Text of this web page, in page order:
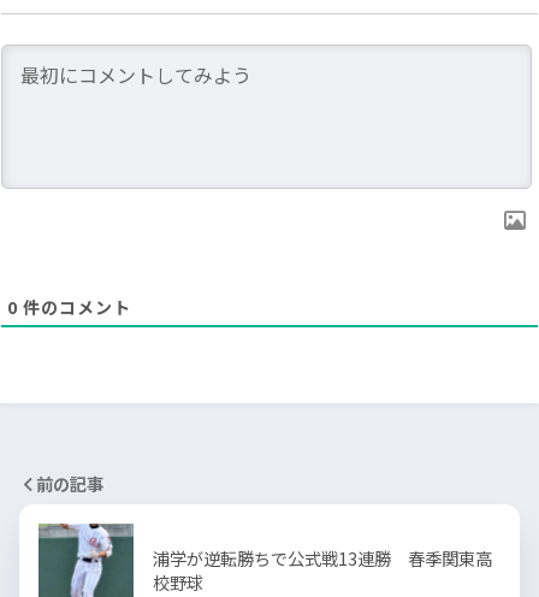
0 件のコメント
前の記事
浦学が逆転勝ちで公式戦13連勝 春季関東高
校野球